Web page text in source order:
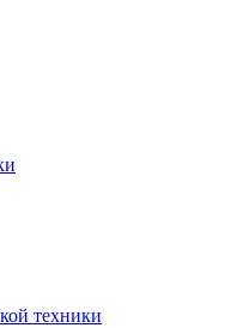
техники